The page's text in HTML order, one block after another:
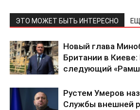
Мой аккаунт
Контакты
ЭТО МОЖЕТ БЫТЬ ИНТЕРЕСНО
Новый глава
Британии в
следующий
Рустем Умеров
Службы внешней